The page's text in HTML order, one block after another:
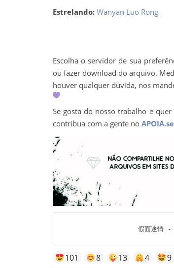
Estrelando: Wanyan Luo Rong
Escolha o servidor de sua
ou fazer download do arquivo.
houver qualquer dúvida, nos
Se gosta do nosso trabalho e
contribua com a gente no APOIA.se
假面迷情
101 8 13 4 9